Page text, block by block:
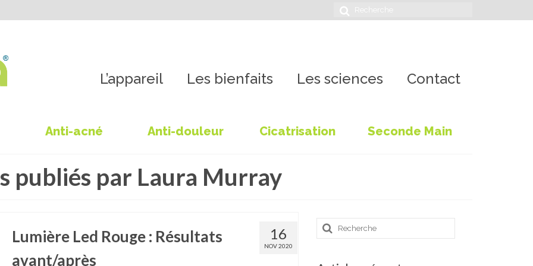
Rechercher
L’appareil Les bienfaits Les sciences Contact
Anti-acné Anti-douleur Cicatrisation Seconde Main
publiés par Laura Murray
16
NOV 2020
Lumière Led Rouge : Résultats
avant/après
Rechercher